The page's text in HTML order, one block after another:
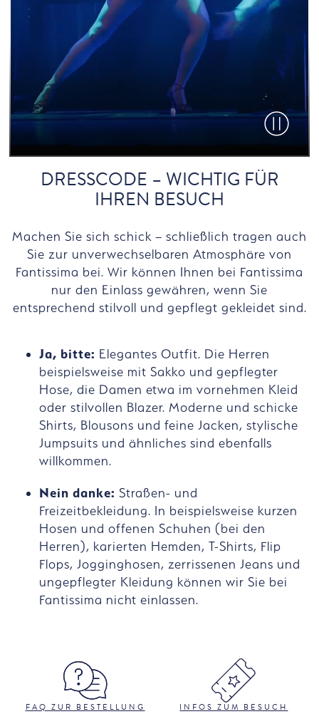
Video
DRESSCODE – WICHTIG FÜR
IHREN BESUCH
Machen Sie sich schick – schließlich tragen auch
Sie zur unverwechselbaren Atmosphäre von
Fantissima bei. Wir können Ihnen bei Fantissima
nur den Einlass gewähren, wenn Sie
entsprechend stilvoll und gepflegt gekleidet sind.
Ja, bitte: Elegantes Outfit. Die Herren
beispielsweise mit Sakko und gepflegter
Hose, die Damen etwa im vornehmen Kleid
oder stilvollen Blazer. Moderne und schicke
Shirts, Blousons und feine Jacken, stylische
Jumpsuits und ähnliches sind ebenfalls
willkommen.
Nein danke: Straßen- und
Freizeitbekleidung. In beispielsweise kurzen
Hosen und offenen Schuhen (bei den
Herren), karierten Hemden, T-Shirts, Flip
Flops, Jogginghosen, zerrissenen Jeans und
ungepflegter Kleidung können wir Sie bei
Fantissima nicht einlassen.
FAQ ZUR BESTELLUNG INFOS ZUM BESUCH